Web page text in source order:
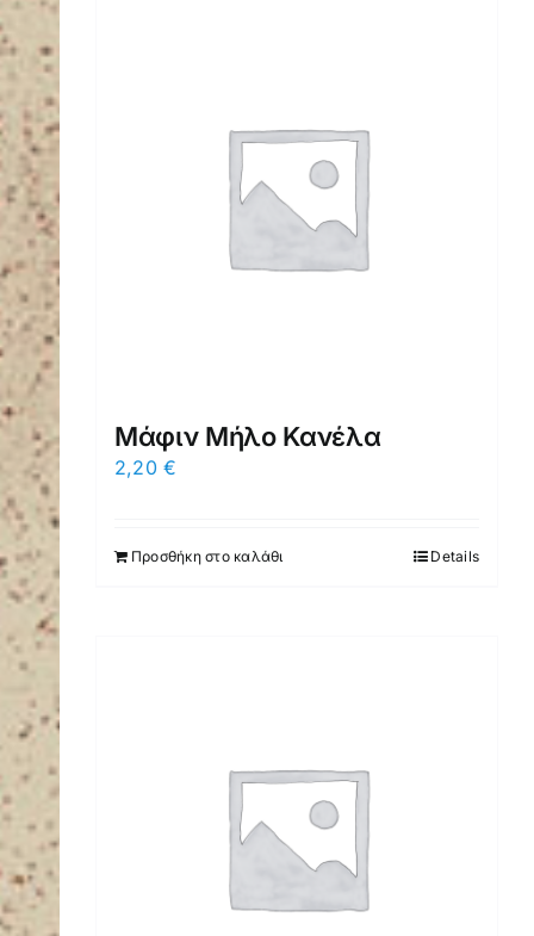
Μάφιν Μήλο Κανέλα
2,20€
Προσθήκη στο καλάθι Details